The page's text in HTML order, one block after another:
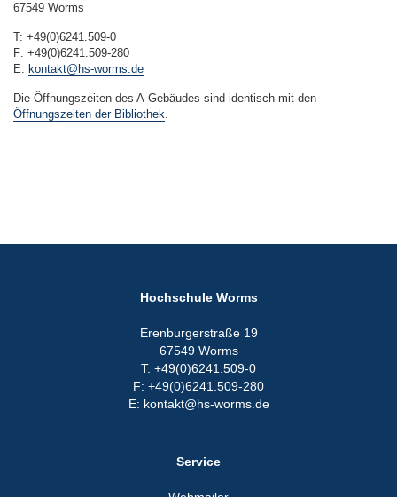
67549 Worms
T: +49(0)6241.509-0
F: +49(0)6241.509-280
E: kontakt@hs-worms.de
Die Öffnungszeiten des A-Gebäudes sind identisch mit den
Öffnungszeiten der Bibliothek.
Hochschule Worms
Erenburgerstraße 19
67549 Worms
T: +49(0)6241.509-0
F: +49(0)6241.509-280
E: kontakt@hs-worms.de
Service